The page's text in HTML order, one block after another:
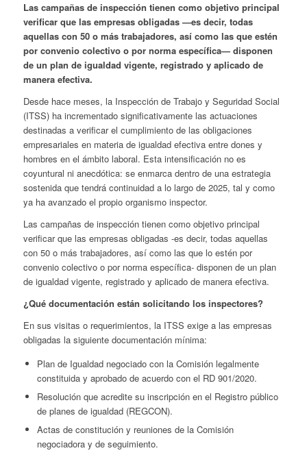
Las campañas de inspección tienen como objetivo principal
verificar que las empresas obligadas —es decir, todas
aquellas con 50 o más trabajadores, así como las que estén
por convenio colectivo o por norma específica— disponen
de un plan de igualdad vigente, registrado y aplicado de
manera efectiva.
Desde hace meses, la Inspección de Trabajo y Seguridad Social
(ITSS) ha incrementado significativamente las actuaciones
destinadas a verificar el cumplimiento de las obligaciones
empresariales en materia de igualdad efectiva entre dones y
hombres en el ámbito laboral. Esta intensificación no es
coyuntural ni anecdótica: se enmarca dentro de una estrategia
sostenida que tendrá continuidad a lo largo de 2025, tal y como
ya ha avanzado el propio organismo inspector.
Las campañas de inspección tienen como objetivo principal
verificar que las empresas obligadas -es decir, todas aquellas
con 50 o más trabajadores, así como las que lo estén por
convenio colectivo o por norma específica- disponen de un plan
de igualdad vigente, registrado y aplicado de manera efectiva.
¿Qué documentación están solicitando los inspectores?
En sus visitas o requerimientos, la ITSS exige a las empresas
obligadas la siguiente documentación mínima:
Plan de Igualdad negociado con la Comisión legalmente
constituida y aprobado de acuerdo con el RD 901/2020.
Resolución que acredite su inscripción en el Registro público
de planes de igualdad (REGCON).
Actas de constitución y reuniones de la Comisión
negociadora y de seguimiento.